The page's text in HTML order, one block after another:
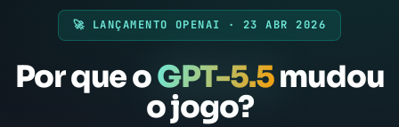
🚀 LANÇAMENTO OPENAI · 23 ABR 2026
Por que oGPT-5.5mudou
o jogo?